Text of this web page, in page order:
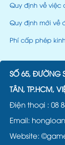
Quy định về việc
Quy định mới về
Phí cấp phép
SỐ 65, ĐƯỜNG
TÂN, TP.HCM,
Điện thoại : 08
Email:
Website: